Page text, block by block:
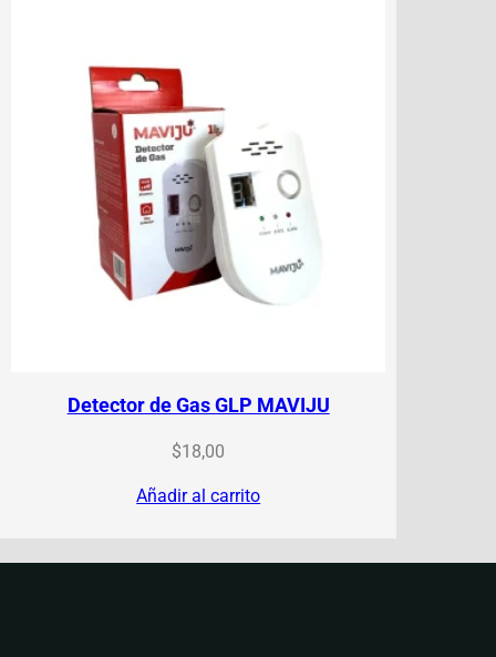
Detector de Gas GLP MAVIJU
$18,00
Añadir al carrito